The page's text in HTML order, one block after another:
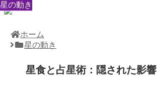
ホーム
星の動き
星食と占星術：隠された影響
星の動き
星の動き
星の動き
星の動き
星の動き
星の動き
星の動き
星の動き
星の動き